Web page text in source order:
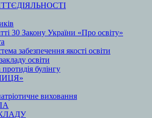
30 Закону України «Про освіту»
забезпечення якості освіти
освіти
булінгу
виховання